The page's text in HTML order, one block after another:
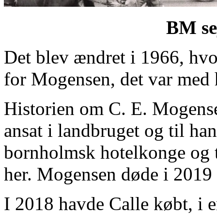
BM
Det blev ændret i 1966,
for Mogensen, det var med
Historien om C. E.
ansat i landbruget og til
bornholmsk hotelkonge
her. Mogensen døde i
I 2018 havde Calle købt, i